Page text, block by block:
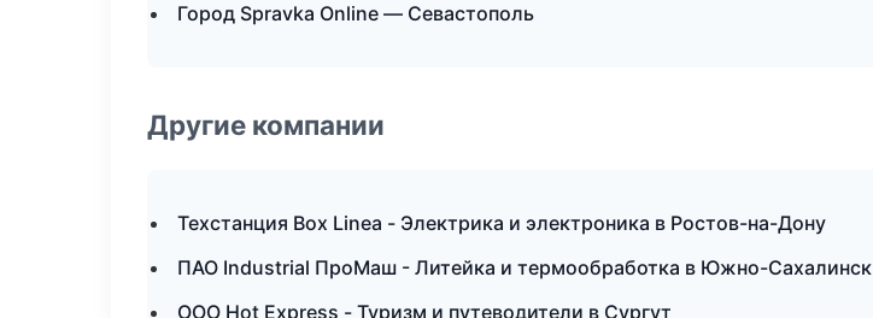
Город Spravka Online — Севастополь
Другие компании
Техстанция Box Linea - Электрика и электроника в Ростов-на-Дону
ПАО Industrial ПроМаш - Литейка и термообработка в Южно-Сахалинск
ООО Hot Express - Туризм и путеводители в Сургут